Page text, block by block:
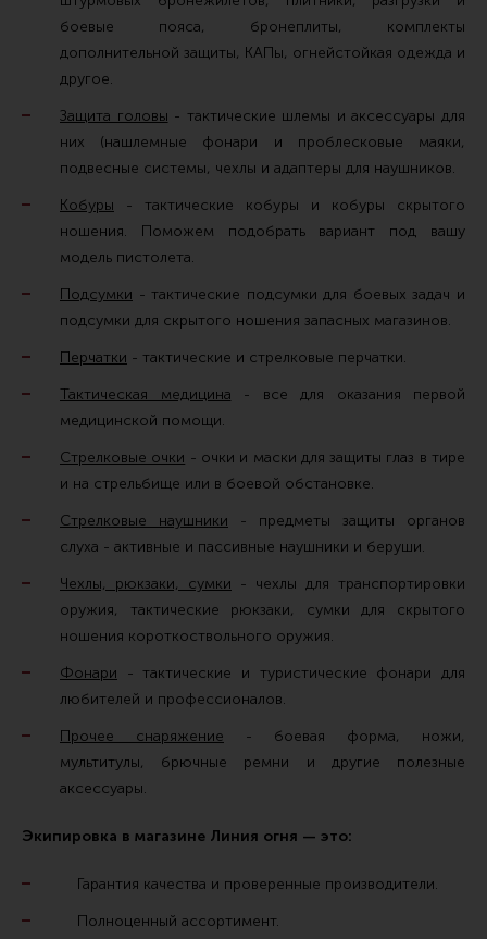
боевые пояса, бронеплиты, комплекты
дополнительной защиты, КАПы, огнейстойкая одежда и
другое.
Защита головы - тактические шлемы и аксессуары для
них (нашлемные фонари и проблесковые маяки,
подвесные системы, чехлы и адаптеры для наушников.
Кобуры - тактические кобуры и кобуры скрытого
ношения. Поможем подобрать вариант под вашу
модель пистолета.
Подсумки - тактические подсумки для боевых задач и
подсумки для скрытого ношения запасных магазинов.
Перчатки - тактические и стрелковые перчатки.
Тактическая медицина - все для оказания первой
медицинской помощи.
Стрелковые очки - очки и маски для защиты глаз в тире
и на стрельбище или в боевой обстановке.
Стрелковые наушники - предметы защиты органов
слуха - активные и пассивные наушники и беруши.
Чехлы, рюкзаки, сумки - чехлы для транспортировки
оружия, тактические рюкзаки, сумки для скрытого
ношения короткоствольного оружия.
Фонари - тактические и туристические фонари для
любителей и профессионалов.
Прочее снаряжение - боевая форма, ножи,
мультитулы, брючные ремни и другие полезные
аксессуары.
Экипировка в магазине Линия огня — это:
Гарантия качества и проверенные производители.
Полноценный ассортимент.